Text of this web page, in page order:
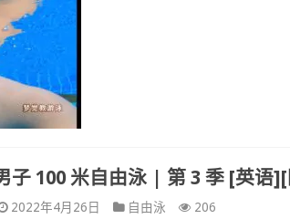
100 米自由泳 | 第 3 季 [英语
2022年4月26日 自由泳 206